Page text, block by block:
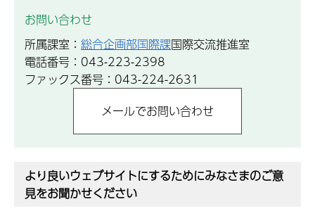
お問い合わせ
所属課室： 総合企画部国際課国際交流推進室
電話番号：043-223-2398
ファックス番号：043-224-2631
より良いウェブサイトにするためにみなさまのご意
見をお聞かせください